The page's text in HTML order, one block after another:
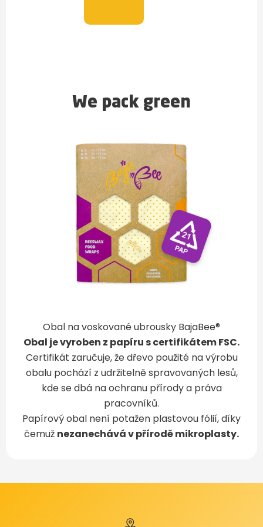
We pack green
Obal na voskované ubrousky BajaBee®
Obal je vyroben z papíru s certifikátem FSC.
Certifikát zaručuje, že dřevo použité na výrobu
obalu pochází z udržitelně spravovaných lesů,
kde se dbá na ochranu přírody a práva
pracovníků.
Papírový obal není potažen plastovou fólií, díky
čemuž nezanechává v přírodě mikroplasty.